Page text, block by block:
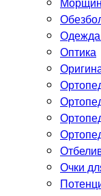
Одежда
Оптика
Очки